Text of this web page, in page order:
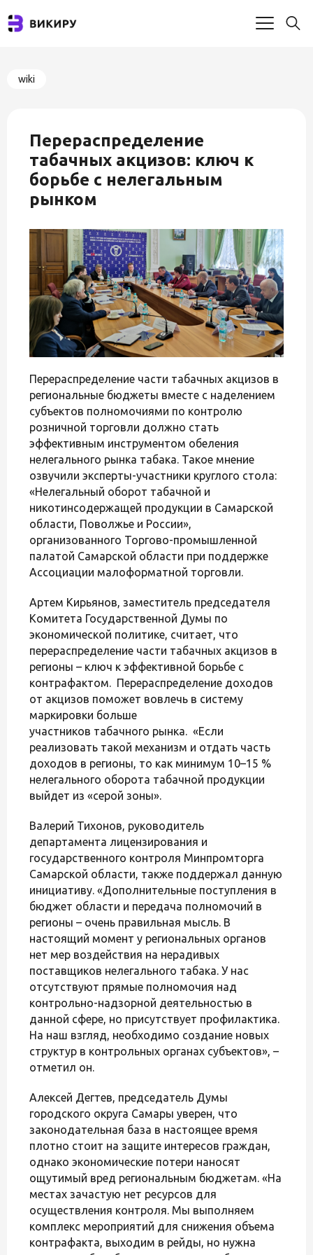
wiki
Перераспределение
табачных акцизов: ключ к
борьбе с нелегальным
рынком
Перераспределение части табачных акцизов в
региональные бюджеты вместе с наделением
субъектов полномочиями по контролю
розничной торговли должно стать
эффективным инструментом обеления
нелегального рынка табака. Такое мнение
озвучили эксперты-участники круглого стола:
«Нелегальный оборот табачной и
никотинсодержащей продукции в Самарской
области, Поволжье и России»,
организованного Торгово-промышленной
палатой Самарской области при поддержке
Ассоциации малоформатной торговли.
Артем Кирьянов, заместитель председателя
Комитета Государственной Думы по
экономической политике, считает, что
перераспределение части табачных акцизов в
регионы – ключ к эффективной борьбе с
контрафактом. Перераспределение доходов
от акцизов поможет вовлечь в систему
маркировки больше
участников табачного рынка. «Если
реализовать такой механизм и отдать часть
доходов в регионы, то как минимум 10–15 %
нелегального оборота табачной продукции
выйдет из «серой зоны».
Валерий Тихонов, руководитель
департамента лицензирования и
государственного контроля Минпромторга
Самарской области, также поддержал данную
инициативу. «Дополнительные поступления в
бюджет области и передача полномочий в
регионы – очень правильная мысль. В
настоящий момент у региональных органов
нет мер воздействия на нерадивых
поставщиков нелегального табака. У нас
отсутствуют прямые полномочия над
контрольно-надзорной деятельностью в
данной сфере, но присутствует профилактика.
На наш взгляд, необходимо создание новых
структур в контрольных органах субъектов», –
отметил он.
Алексей Дегтев, председатель Думы
городского округа Самары уверен, что
законодательная база в настоящее время
плотно стоит на защите интересов граждан,
однако экономические потери наносят
ощутимый вред региональным бюджетам. «На
местах зачастую нет ресурсов для
осуществления контроля. Мы выполняем
комплекс мероприятий для снижения объема
контрафакта, выходим в рейды, но нужна